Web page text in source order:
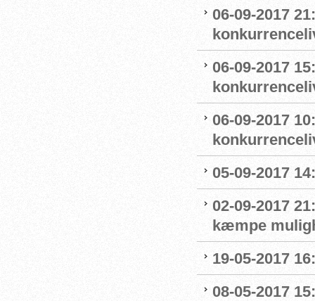
06-09-2017
06-09-2017
06-09-2017
05-09-2017
02-09-2017
kæmpe
19-05-2017
08-05-2017